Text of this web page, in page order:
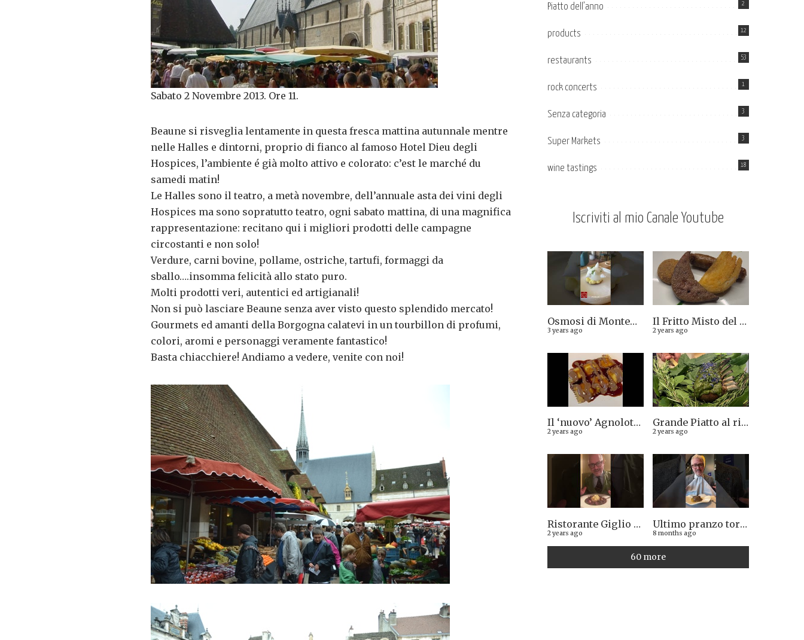
Sabato 2 Novembre 2013. Ore 11.
Beaune si risveglia lentamente in questa fresca mattina autunnale mentre
nelle Halles e dintorni, proprio di fianco al famoso Hotel Dieu degli
Hospices, l’ambiente é già molto attivo e colorato: c’est le marché du
samedi matin!
Le Halles sono il teatro, a metà novembre, dell’annuale asta dei vini degli
Hospices ma sono sopratutto teatro, ogni sabato mattina, di una magnifica
rappresentazione: recitano qui i migliori prodotti delle campagne
circostanti e non solo!
Verdure, carni bovine, pollame, ostriche, tartufi, formaggi da
sballo….insomma felicità allo stato puro.
Molti prodotti veri, autentici ed artigianali!
Non si può lasciare Beaune senza aver visto questo splendido mercato!
Gourmets ed amanti della Borgogna calatevi in un tourbillon di profumi,
colori, aromi e personaggi veramente fantastico!
Basta chiacchiere! Andiamo a vedere, venite con noi!
Piatto dell’anno 2
products 12
restaurants 53
rock concerts 1
Senza categoria 3
Super Markets 3
wine tastings 18
Iscriviti al mio Canale Youtube
Osmosi di Montepulciano nuova stella Michelin. Avevamo visto lungo il 14.08.2023
3 years ago
Il Fritto Misto del Centro di Priocca
2 years ago
Il ‘nuovo’ Agnolotto di Torino del Mago Rabin
2 years ago
Grande Piatto al rist. Quintilio di Altare SV: Carrè di agnello in crosta di erbe aromatiche liguri
2 years ago
Ristorante Giglio di Lucca. Stella Michelin sì o no?
2 years ago
Ultimo pranzo torinese al ristorante Casa Vicina. 13/12/2025
8 months ago
60 more